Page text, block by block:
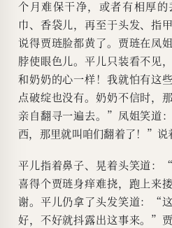
个月难保干净，或者有相厚
巾、香袋儿，再至于头发、指
说得贾琏脸都黄了。贾琏在凤
脖使眼色儿。平儿只装看不见
和奶奶的心一样！我就怕有这
点破绽也没有。奶奶不信时，
亲自翻寻一遍去。”凤姐笑道
西，那里就叫咱们翻着了！”说
平儿指着鼻子、晃着头笑道：
喜得个贾琏身痒难挠，跑上
谢。平儿仍拿了头发笑道：“
好，不好就抖露出这事来。”